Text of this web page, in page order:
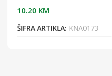
10.20 KM
ŠIFRA ARTIKLA: KNA0173